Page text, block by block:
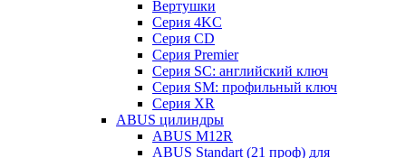
Вертушки
Серия 4KC
Серия CD
Серия Premier
Серия SC: английский ключ
Серия SM: профильный ключ
Серия XR
ABUS цилиндры
ABUS M12R
ABUS Standart (21 проф) для